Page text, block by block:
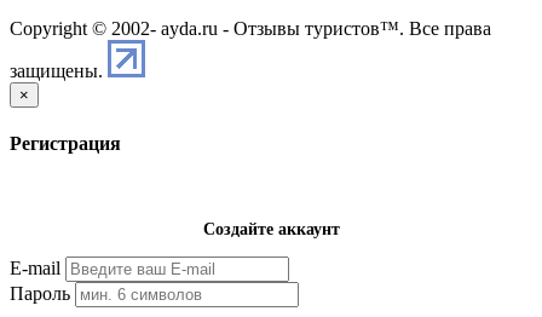
Copyright © 2002- ayda.ru - Отзывы туристов™. Все права
защищены.
×
Регистрация
Создайте аккаунт
E-mail
Пароль